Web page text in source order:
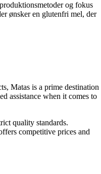
og fokus
ønsker en glutenfri mel, der
Matas is a prime destination
assistance when it comes to
quality standards.
competitive prices and